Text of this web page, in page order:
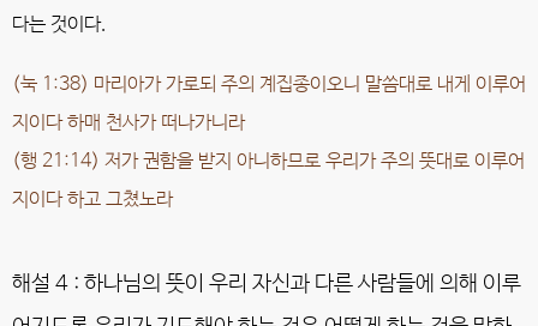
다는 것이다.
(눅 1:38) 마리아가 가로되 주의 계집종이오니 말씀대로 내게 이루어
지이다 하매 천사가 떠나가니라
(행 21:14) 저가 권함을 받지 아니하므로 우리가 주의 뜻대로 이루어
지이다 하고 그쳤노라
해설 4 : 하나님의 뜻이 우리 자신과 다른 사람들에 의해 이루